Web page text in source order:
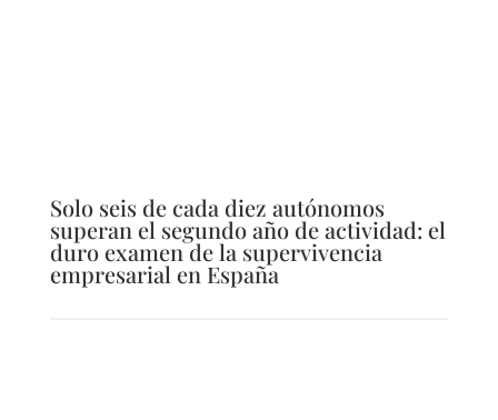
Solo seis de cada diez autónomos
superan el segundo año de actividad: el
duro examen de la supervivencia
empresarial en España